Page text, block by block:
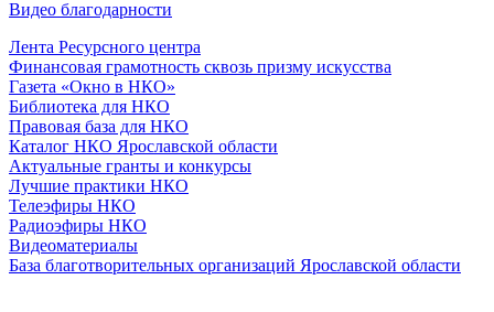
Видео благодарности
Лента Ресурсного центра
Финансовая грамотность сквозь призму искусства
Газета «Окно в НКО»
Библиотека для НКО
Правовая база для НКО
Каталог НКО Ярославской области
Актуальные гранты и конкурсы
Лучшие практики НКО
Телеэфиры НКО
Радиоэфиры НКО
Видеоматериалы
База благотворительных организаций Ярославской области